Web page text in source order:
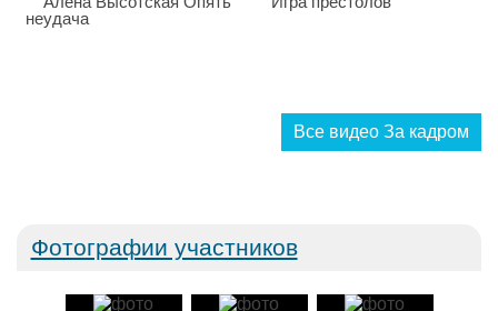
Все видео За кадром
Фотографии участников